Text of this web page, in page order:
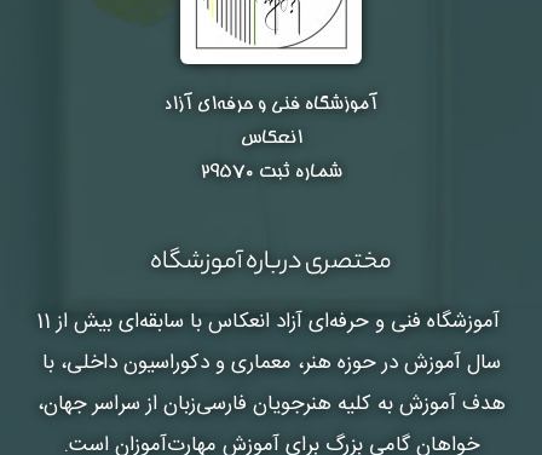
آموزشگاه فنی و حرفه‌ای آزاد
انعکاس
شماره ثبت ۲۹۵۷۰
مختصری درباره آموزشگاه
آموزشگاه فنی و حرفه‌ای آزاد انعکاس
با سابقه‌ای بیش از 11
سال آموزش در حوزه هنر، معماری و دکوراسیون داخلی، با
هدف آموزش به کلیه هنرجویان فارسی‌زبان از سراسر جهان،
خواهان گامی بزرگ برای آموزش مهارت‌آموزان است.